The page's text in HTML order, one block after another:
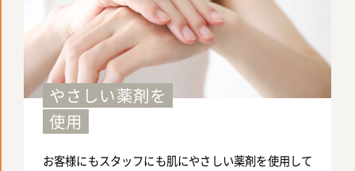
やさしい薬剤を
使用
お客様にもスタッフにも肌にやさしい薬剤を使用して